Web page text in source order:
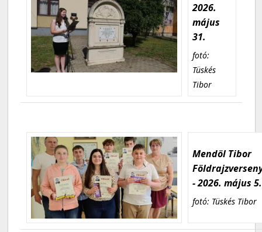
2026.
május
31.
fotó:
Tüskés
Tibor
Mendöl Tibor
- 2026. május 5.
fotó: Tüskés Tibor